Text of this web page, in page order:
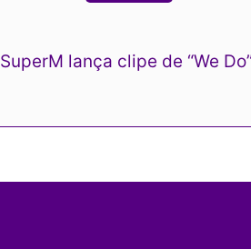
SuperM lança clipe de “We